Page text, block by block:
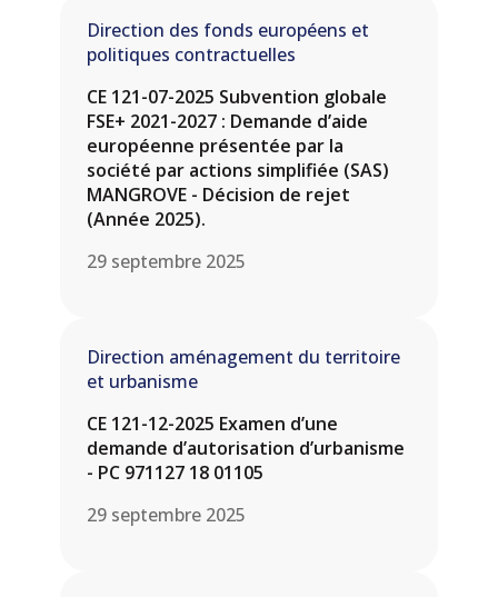
Direction des fonds européens et
politiques contractuelles
CE 121-07-2025 Subvention globale
FSE+ 2021-2027 : Demande d’aide
européenne présentée par la
société par actions simplifiée (SAS)
MANGROVE - Décision de rejet
(Année 2025).
29 septembre 2025
Direction aménagement du territoire
et urbanisme
CE 121-12-2025 Examen d’une
demande d’autorisation d’urbanisme
- PC 971127 18 01105
29 septembre 2025